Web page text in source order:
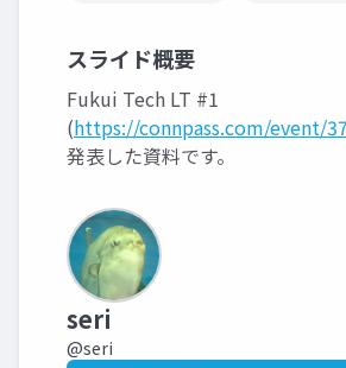
スライド概要
Fukui Tech LT #1
(https://connpass.com/event/
発表した資料です。
seri
@seri